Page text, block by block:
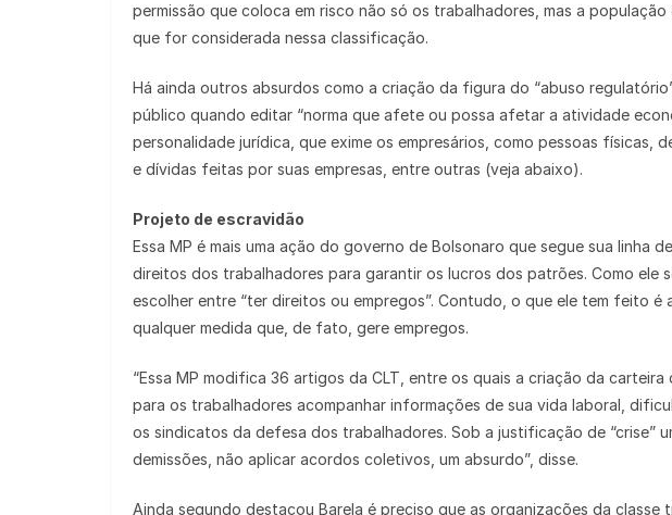
permissão que coloca em risco não só os trabalhadores, mas a população
que for considerada nessa classificação.
Há ainda outros absurdos como a criação da figura do “abuso
público quando editar “norma que afete ou possa afetar a atividade
personalidade jurídica, que exime os empresários, como pessoas físicas,
e dívidas feitas por suas empresas, entre outras (veja abaixo).
Projeto de escravidão
Essa MP é mais uma ação do governo de Bolsonaro que segue sua linha
direitos dos trabalhadores para garantir os lucros dos patrões. Como ele
escolher entre “ter direitos ou empregos”. Contudo, o que ele tem feito é
qualquer medida que, de fato, gere empregos.
“Essa MP modifica 36 artigos da CLT, entre os quais a criação da
para os trabalhadores acompanhar informações de sua vida laboral,
os sindicatos da defesa dos trabalhadores. Sob a justificação de “crise”
demissões, não aplicar acordos coletivos, um absurdo”, disse.
Ainda segundo destacou Barela é preciso que as organizações da classe